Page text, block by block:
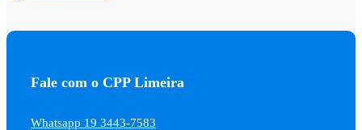
Fale com o CPP Limeira
Whatsapp 19 3443-7583